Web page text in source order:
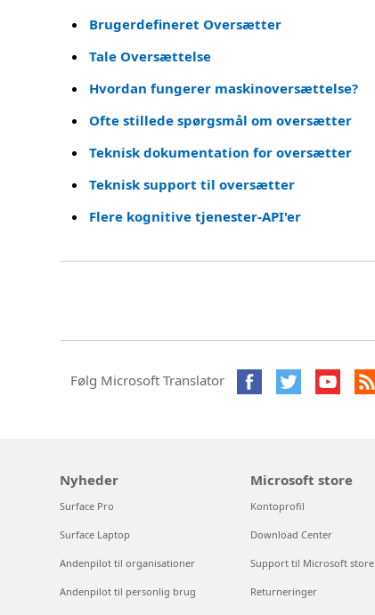
Brugerdefineret Oversætter
Tale Oversættelse
Hvordan fungerer maskinoversættelse?
Ofte stillede spørgsmål om oversætter
Teknisk dokumentation for oversætter
Teknisk support til oversætter
Flere kognitive tjenester-API'er
Følg Microsoft Translator
Nyheder
Surface Pro
Surface Laptop
Andenpilot til organisationer
Andenpilot til personlig brug
Microsoft store
Kontoprofil
Download Center
Support til Microsoft store
Returneringer